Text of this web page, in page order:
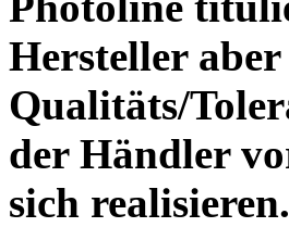
Hersteller
Qualitäts/
der Händler
sich realisieren.